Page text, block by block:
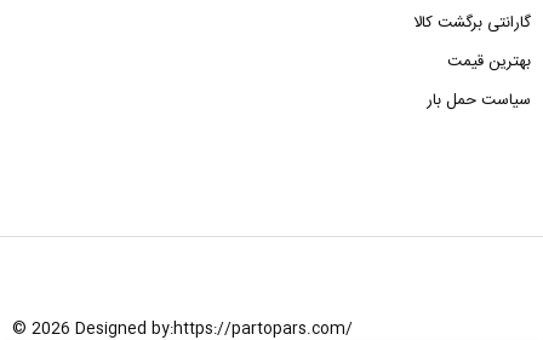
گارانتی برگشت کالا
بهترین قیمت
سیاست حمل بار
© 2026 Designed by:https://partopars.com/